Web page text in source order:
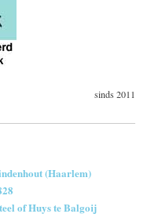
sinds 2011
(Haarlem)
of Huys te Balgoij